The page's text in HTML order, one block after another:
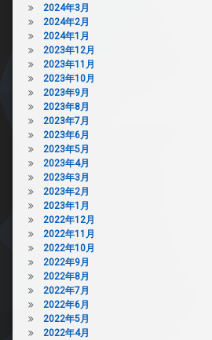
2024年3月
2024年2月
2024年1月
2023年12月
2023年11月
2023年10月
2023年9月
2023年8月
2023年7月
2023年6月
2023年5月
2023年4月
2023年3月
2023年2月
2023年1月
2022年12月
2022年11月
2022年10月
2022年9月
2022年8月
2022年7月
2022年6月
2022年5月
2022年4月